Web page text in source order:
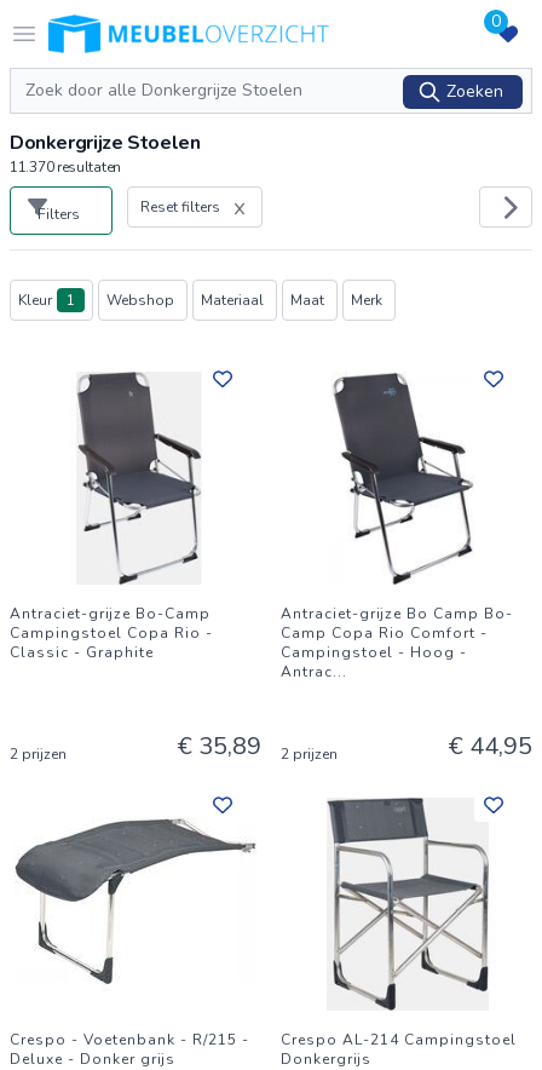
Open menu
Logo Meubeloverzicht.nl 0
Zoeken
Zoeken
Donkergrijze Stoelen
11.370resultaten
Filters Reset filters
Producten
Kleur 1 Webshop Materiaal Maat Merk
Antraciet-grijze Bo-Camp
Campingstoel Copa Rio -
Classic - Graphite
2 prijzen € 35,89
Antraciet-grijze Bo Camp Bo-
Camp Copa Rio Comfort -
Campingstoel - Hoog -
Antrac...
2 prijzen € 44,95
Crespo - Voetenbank - R/215 -
Deluxe - Donker grijs
Crespo AL-214 Campingstoel
Donkergrijs